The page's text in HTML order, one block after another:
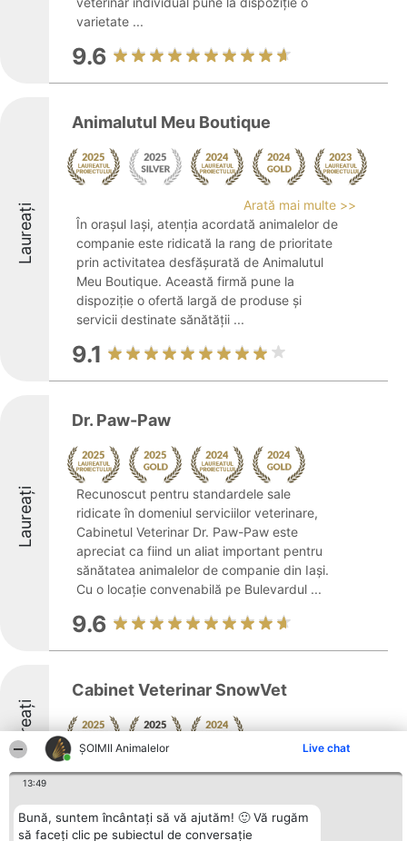
ŞOIMII Animalelor Live chat
13:49
Bună, suntem încântați să vă ajutăm! 🙂 Vă rugăm
să faceți clic pe subiectul de conversație
varietate ...
9.6
Laureați
Animalutul Meu Boutique
Arată mai multe >>
În orașul Iași, atenția acordată animalelor de
companie este ridicată la rang de prioritate
prin activitatea desfășurată de Animalutul
Meu Boutique. Această firmă pune la
dispoziție o ofertă largă de produse și
servicii destinate sănătății ...
9.1
Laureați
Dr. Paw-Paw
Recunoscut pentru standardele sale
ridicate în domeniul serviciilor veterinare,
Cabinetul Veterinar Dr. Paw-Paw este
apreciat ca fiind un aliat important pentru
sănătatea animalelor de companie din Iași.
Cu o locație convenabilă pe Bulevardul ...
9.6
Laureați
Cabinet Veterinar SnowVet
8.9